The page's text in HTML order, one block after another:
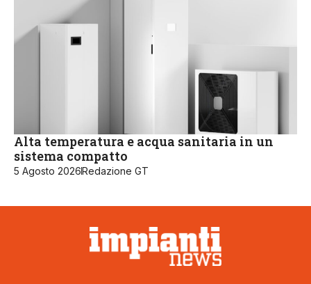
Alta temperatura e acqua sanitaria in un
sistema compatto
5 Agosto 2026Redazione GT